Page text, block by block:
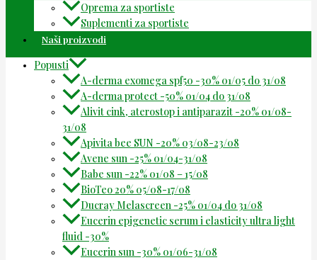
Oprema za sportiste
Suplementi za sportiste
Naši proizvodi
Popusti
A-derma exomega spf50 -30% 01/05 do 31/08
A-derma protect -50% 01/04 do 31/08
Alivit cink, aterostop i antiparazit -20% 01/08-
31/08
Apivita bee SUN -20% 03/08-23/08
Avene sun -25% 01/04-31/08
Babe sun -22% 01/08 – 15/08
BioTeo 20% 05/08-17/08
Ducray Melascreen -25% 01/04 do 31/08
Eucerin epigenetic serum i elasticity ultra light
fluid -30%
Eucerin sun -30% 01/06-31/08